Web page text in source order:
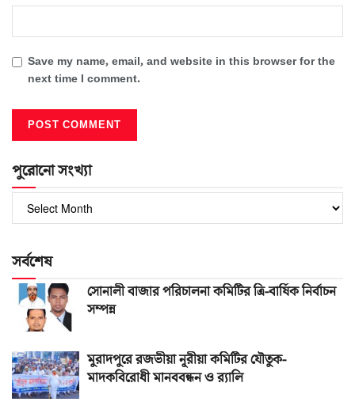
Save my name, email, and website in this browser for the
next time I comment.
পুরোনো সংখ্যা
সংখ্যা
সর্বশেষ
সোনালী বাজার পরিচালনা কমিটির ত্রি-বার্ষিক নির্বাচন
সম্পন্ন
মুরাদপুরে রজভীয়া নূরীয়া কমিটির যৌতুক-
মাদকবিরোধী মানববন্ধন ও র‌্যালি